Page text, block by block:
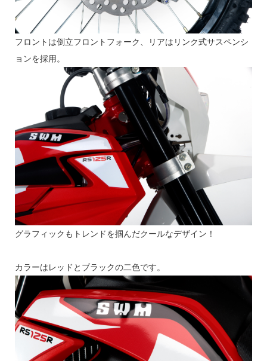
フロントは倒立フロントフォーク、リアはリンク式サスペンシ
ョンを採用。
グラフィックもトレンドを掴んだクールなデザイン！
カラーはレッドとブラックの二色です。